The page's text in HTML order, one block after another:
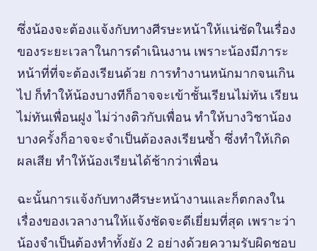
ซึ่งน้องจะต้องแจ้งกับทางศีรษะหน้าให้แน่ชัดในเรื่อง
ของระยะเวลาในการดำเนินงาน เพราะน้องมีภาระ
หน้าที่ที่จะต้องเรียนด้วย การทำงานหนักมากจนเกิน
ไป ก็ทำให้น้องบางทีก็อาจจะเข้าชั้นเรียนไม่ทัน เรียน
ไม่ทันเพื่อนฝูง ไม่ว่างติวกับเพื่อน ทำให้บางวิชาน้อง
บางครั้งก็อาจจะจำเป็นต้องลงเรียนซ้ำ ซึ่งทำให้เกิด
ผลเสีย ทำให้น้องเรียนได้ช้ากว่าเพื่อน
ฉะนั้นการแจ้งกับทางศีรษะหน้างานและก็ตกลงใน
เรื่องของเวลางานให้แจ้งชัดจะดีเยี่ยมที่สุด เพราะว่า
น้องจำเป็นต้องทำทั้งยัง 2 อย่างด้วยความรับผิดชอบ